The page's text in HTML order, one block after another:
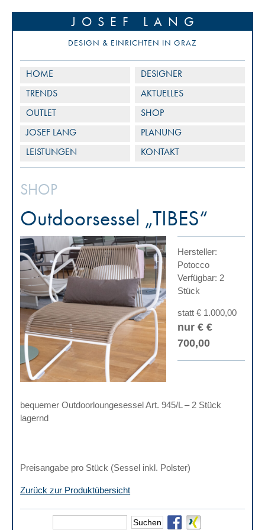
JOSEF LANG
DESIGN & EINRICHTEN IN GRAZ
HOME
DESIGNER
TRENDS
AKTUELLES
OUTLET
SHOP
JOSEF LANG
PLANUNG
LEISTUNGEN
KONTAKT
SHOP
Outdoorsessel „TIBES“
Hersteller:
Potocco
Verfügbar: 2
Stück
statt € 1.000,00
nur € €
700,00
bequemer Outdoorloungesessel Art. 945/L – 2 Stück
lagernd
Preisangabe pro Stück (Sessel inkl. Polster)
Zurück zur Produktübersicht